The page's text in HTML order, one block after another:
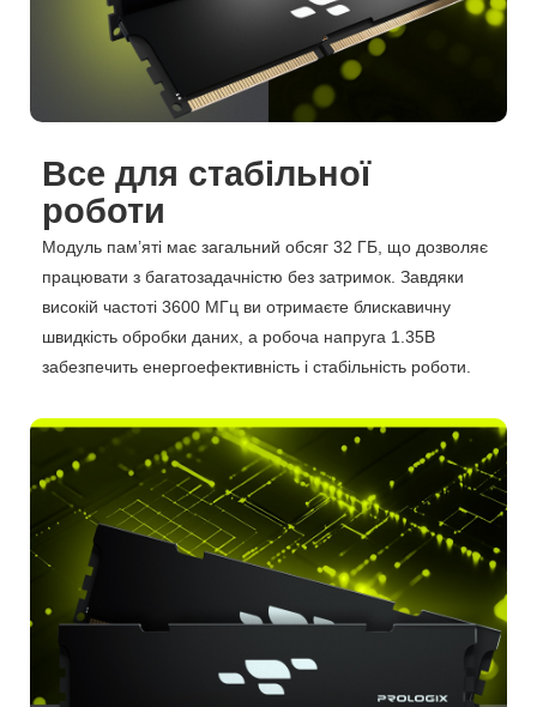
Все для стабільної
роботи
Модуль пам’яті має загальний обсяг 32 ГБ, що дозволяє
працювати з багатозадачністю без затримок. Завдяки
високій частоті 3600 МГц ви отримаєте блискавичну
швидкість обробки даних, а робоча напруга 1.35В
забезпечить енергоефективність і стабільність роботи.